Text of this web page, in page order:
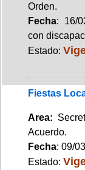
Orden.
Fecha: 16/
con
Estado:
Fiestas
Area:
Acuerdo.
Fecha: 09/
Estado: